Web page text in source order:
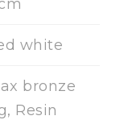
white
bronze
Resin